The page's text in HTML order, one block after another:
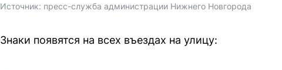
Источник: пресс-служба администрации Нижнего Новгорода
Знаки появятся на всех въездах на улицу: